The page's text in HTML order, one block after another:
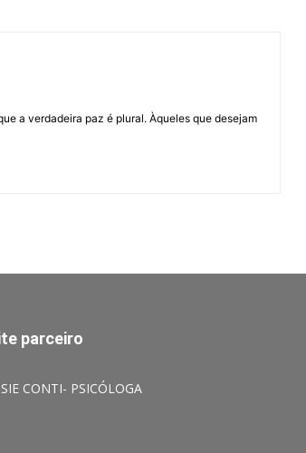
a verdadeira paz é plural. Àqueles que desejam
parceiro
CONTI- PSICÓLOGA